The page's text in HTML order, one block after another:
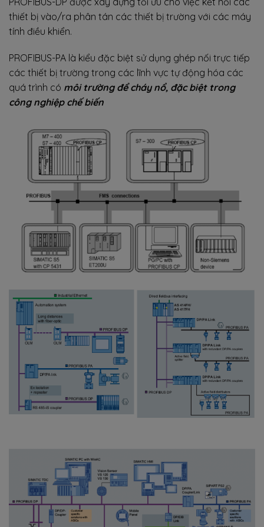
thiết bị vào/ra phân tán các thiết bị trường với các máy
tính điều khiển.
PROFIBUS-PA là kiểu đặc biệt sử dụng ghép nối trực tiếp
các thiết bị trường trong các lĩnh vực tự động hóa các
quá trình có môi trường để cháy nổ, đặc biệt trong
công nghiệp chế biến